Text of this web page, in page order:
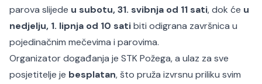
parova slijede u subotu, 31. svibnja od 11 sati, dok će u
nedjelju, 1. lipnja od 10 satibiti odigrana završnica u
pojedinačnim mečevima i parovima.
Organizator događanja je STK Požega, a ulaz za sve
posjetitelje je besplatan, što pruža izvrsnu priliku svim